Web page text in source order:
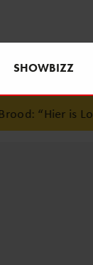
SHOWBIZZ
geboren”•